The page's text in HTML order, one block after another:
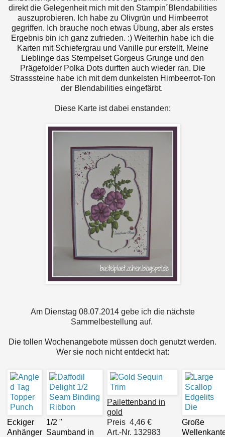
direkt die Gelegenheit mich mit den Stampin´Blendabilities
auszuprobieren. Ich habe zu Olivgrün und Himbeerrot
gegriffen. Ich brauche noch etwas Übung, aber als erstes
Ergebnis bin ich ganz zufrieden. :) Weiterhin habe ich die
Karten mit Schiefergrau und Vanille pur erstellt. Meine
Lieblinge das Stempelset Gorgeus Grunge und den
Prägefolder Polka Dots durften auch wieder ran. Die
Strasssteine habe ich mit dem dunkelsten Himbeerrot-Ton
der Blendabilities eingefärbt.
Diese Karte ist dabei enstanden:
Am Dienstag 08.07.2014 gebe ich die nächste
Sammelbestellung auf.
Die tollen Wochenangebote müssen doch genutzt werden.
Wer sie noch nicht entdeckt hat:
Eckiger
Anhänger
1/2 "
Saumband in
Pailettenband in
gold
Preis 4,46 €
Art.-Nr. 132983
Große